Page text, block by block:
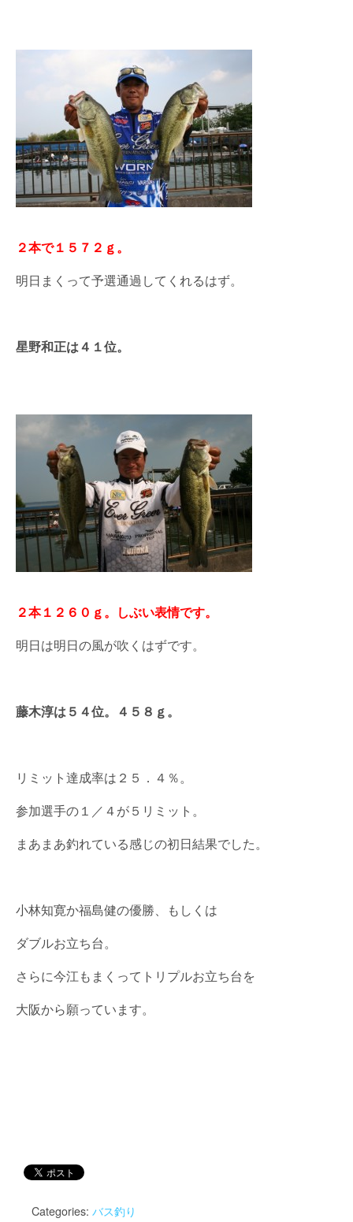
２本で１５７２ｇ。
明日まくって予選通過してくれるはず。
星野和正は４１位。
２本１２６０ｇ。しぶい表情です。
明日は明日の風が吹くはずです。
藤木淳は５４位。４５８ｇ。
リミット達成率は２５．４％。
参加選手の１／４が５リミット。
まあまあ釣れている感じの初日結果でした。
小林知寛か福島健の優勝、もしくは
ダブルお立ち台。
さらに今江もまくってトリプルお立ち台を
大阪から願っています。
Categories: バス釣り